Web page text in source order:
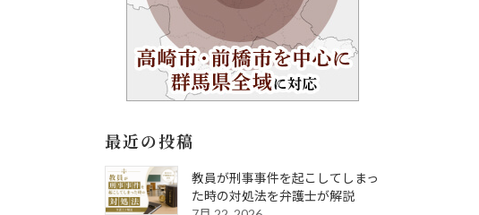
最近の投稿
教員が刑事事件を起こしてしまっ
た時の対処法を弁護士が解説